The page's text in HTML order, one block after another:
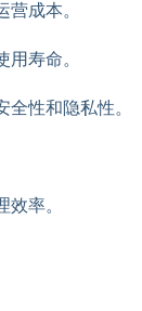
成本。
寿命。
性和隐私性。
率。